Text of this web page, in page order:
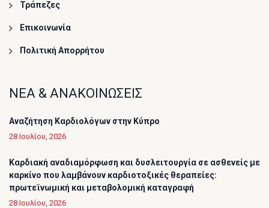
Τράπεζες
Επικοινωνία
Πολιτική Απορρήτου
ΝΕΑ & ΑΝΑΚΟΙΝΩΣΕΙΣ
Αναζήτηση Καρδιολόγων στην Κύπρο
28 Ιουλίου, 2026
Καρδιακή αναδιαμόρφωση και δυσλειτουργία σε ασθενείς με
καρκίνο που λαμβάνουν καρδιοτοξικές θεραπείες:
πρωτεϊνωμική και μεταβολομική καταγραφή
28 Ιουλίου, 2026